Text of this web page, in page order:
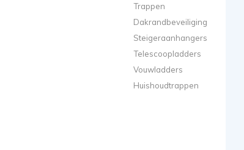
Trappen
Dakrandbeveiliging
Steigeraanhangers
Telescoopladders
Vouwladders
Huishoudtrappen